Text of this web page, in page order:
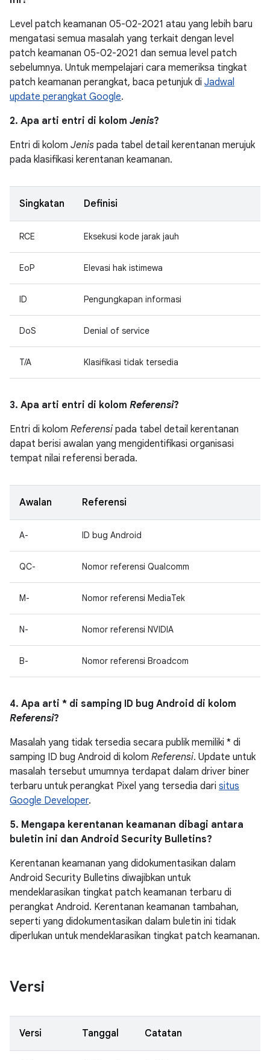
Level patch keamanan 05-02-2021 atau yang lebih baru
mengatasi semua masalah yang terkait dengan level
patch keamanan 05-02-2021 dan semua level patch
sebelumnya. Untuk mempelajari cara memeriksa tingkat
patch keamanan perangkat, baca petunjuk di Jadwal
update perangkat Google.
2. Apa arti entri di kolom Jenis?
Entri di kolom Jenis pada tabel detail kerentanan merujuk
pada klasifikasi kerentanan keamanan.
Singkatan Definisi
RCE Eksekusi kode jarak jauh
EoP Elevasi hak istimewa
ID Pengungkapan informasi
DoS Denial of service
T/A Klasifikasi tidak tersedia
3. Apa arti entri di kolom Referensi?
Entri di kolom Referensi pada tabel detail kerentanan
dapat berisi awalan yang mengidentifikasi organisasi
tempat nilai referensi berada.
Awalan Referensi
A- ID bug Android
QC- Nomor referensi Qualcomm
M- Nomor referensi MediaTek
N- Nomor referensi NVIDIA
B- Nomor referensi Broadcom
4. Apa arti * di samping ID bug Android di kolom
Referensi?
Masalah yang tidak tersedia secara publik memiliki * di
samping ID bug Android di kolom Referensi. Update untuk
masalah tersebut umumnya terdapat dalam driver biner
terbaru untuk perangkat Pixel yang tersedia dari situs
Google Developer.
5. Mengapa kerentanan keamanan dibagi antara
buletin ini dan Android Security Bulletins?
Kerentanan keamanan yang didokumentasikan dalam
Android Security Bulletins diwajibkan untuk
mendeklarasikan tingkat patch keamanan terbaru di
perangkat Android. Kerentanan keamanan tambahan,
seperti yang didokumentasikan dalam buletin ini tidak
diperlukan untuk mendeklarasikan tingkat patch keamanan.
Versi
Versi Tanggal Catatan